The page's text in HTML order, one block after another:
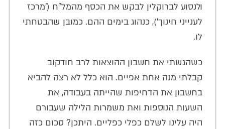
ולנסוע לברוקלין לבקש את הכסף מהמל”ח ('מרכז
לענייני חינוך'), כנהוג בימים ההם. כמובן שהבטחתי
לו.
כשהגשתי את חשבון ההוצאות לרב חודקוב
קבלתי מנה אחת אפיים. הוא כלל לא רצה להביא
בחשבון את הדחיפות שהייתה בעבודה, את
השעות הנוספות ואת משמרות הלילה שעבורם
היה עלינו לשלם כפלי כפליים. היתכן? סכום כזה